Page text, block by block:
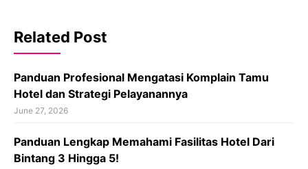
Related Post
Panduan Profesional Mengatasi Komplain Tamu
Hotel dan Strategi Pelayanannya
June 27, 2026
Panduan Lengkap Memahami Fasilitas Hotel Dari
Bintang 3 Hingga 5!